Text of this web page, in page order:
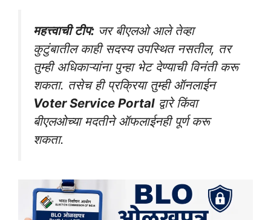
महत्त्वाची टीप: जर बीएलओ आले तेव्हा
कुटुंबातील काही सदस्य उपस्थित नसतील, तर
तुम्ही अधिकाऱ्यांना पुन्हा भेट देण्याची विनंती करू
शकता. तसेच ही प्रक्रिया तुम्ही ऑनलाईन
Voter Service Portal द्वारे किंवा
बीएलओच्या मदतीने ऑफलाईनही पूर्ण करू
शकता.